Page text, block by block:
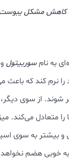
کاهش مشکل
به نامسوربیتول
نرم کند که باعث
شوند. از سوی دیگر،
بیشتر به سوی
به خوبی هضم